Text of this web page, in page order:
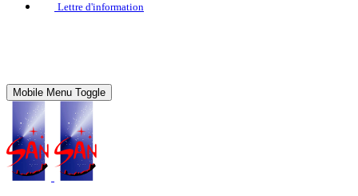
Lettre d'information
Mobile Menu Toggle